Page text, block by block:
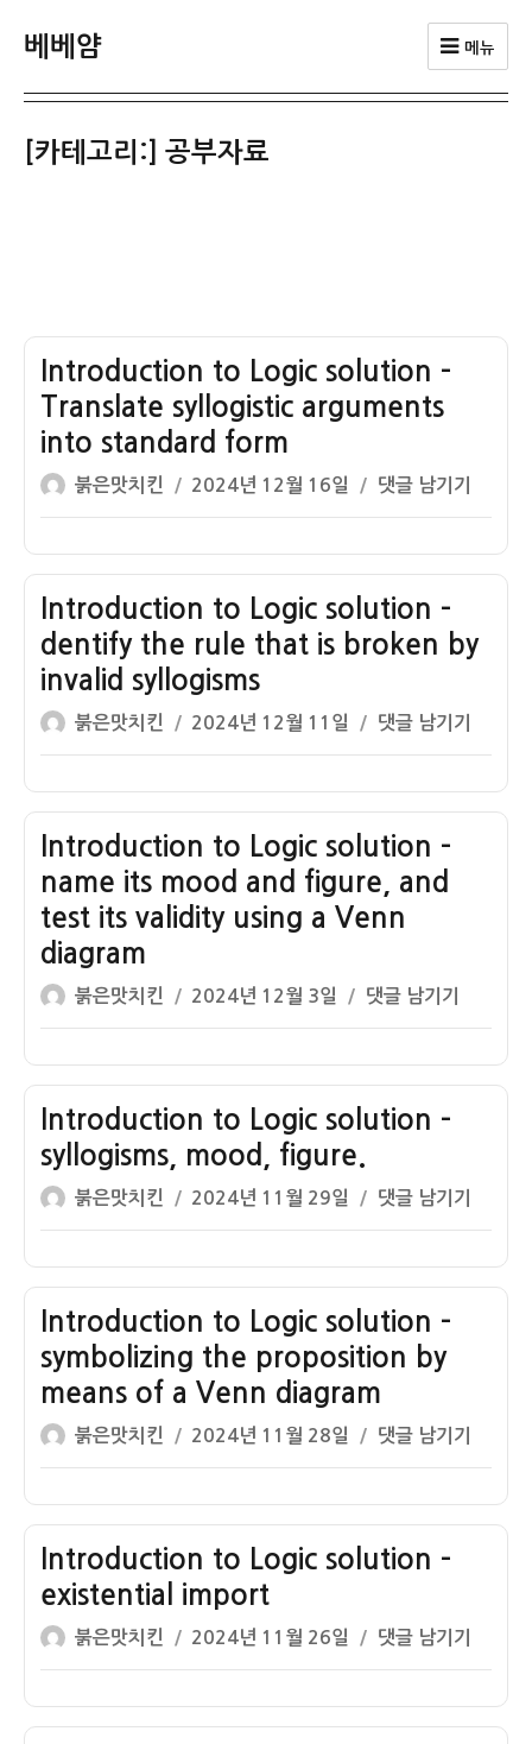
베베얌 메뉴
[카테고리:]공부자료
Introduction to Logic solution –
Translate syllogistic arguments
into standard form
글
쓴
붉은맛치킨
작
성
자
2024년 12월 16일
Introduction
to
solution
–
Translate
into
standard
댓글 남기기
Introduction to Logic solution –
dentify the rule that is broken by
invalid syllogisms
글
쓴
붉은맛치킨
작
성
자
2024년 12월 11일
Introduction
to
solution
–
the
rule
is
syllogisms
댓글 남기기
Introduction to Logic solution –
name its mood and figure, and
test its validity using a Venn
diagram
글
쓴
붉은맛치킨
작
성
자
2024년 12월 3일
Introduction
to
solution
–
its
mood
and
and
test
its
a
Venn
댓글 남기기
Introduction to Logic solution –
syllogisms, mood, figure.
글
쓴
붉은맛치킨
작
성
자
2024년 11월 29일
Introduction
to
solution
–
syllogisms,
figure.
댓글 남기기
Introduction to Logic solution –
symbolizing the proposition by
means of a Venn diagram
글
쓴
붉은맛치킨
작
성
자
2024년 11월 28일
Introduction
to
solution
–
proposition
by
of
댓글 남기기
Introduction to Logic solution –
existential import
글
쓴
붉은맛치킨
작
성
자
2024년 11월 26일
Introduction
to
solution
댓글 남기기